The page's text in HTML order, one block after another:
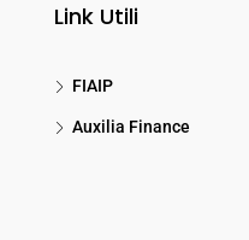
Link Utili
FIAIP
Auxilia Finance